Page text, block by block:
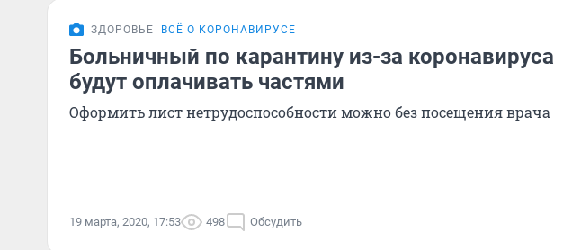
ЗДОРОВЬЕ ВСЁ О КОРОНАВИРУСЕ
Больничный по карантину из-за коронавируса
будут оплачивать частями
Оформить лист нетрудоспособности можно без посещения врача
19 марта, 2020, 17:53 498 Обсудить